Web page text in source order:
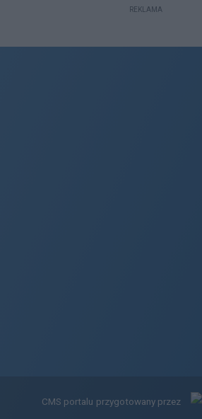
REKLAMA
CMS portalu przygotowany przez